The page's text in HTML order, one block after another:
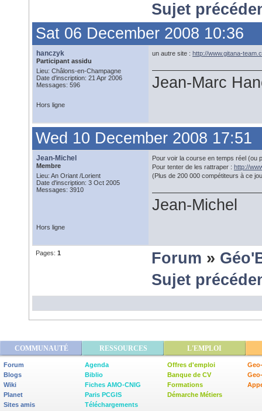
Sujet
Sat 06 December 2008 10:36
hanczyk
Participant assidu
Lieu: Châlons-en-Champagne
Date d'inscription: 21 Apr 2006
Messages: 596
un autre site : http://www.gitana-
Jean-Marc
Hors ligne
Wed 10 December 2008 17:51
Jean-Michel
Membre
Lieu: An Oriant /Lorient
Date d'inscription: 3 Oct 2005
Messages: 3910
Pour voir la course en temps réel (ou
Pour tenter de les rattraper : http://
(Plus de 200 000 compétiteurs à ce
Jean-Michel
Hors ligne
Pages: 1 Forum »
Sujet
COMMUNAUTÉ RESSOURCES L'EMPLOI
Forum
Blogs
Wiki
Planet
Sites amis
Agenda
Biblio
Fiches AMO-CNIG
Paris PCGIS
Téléchargements
Offres d'emploi
Banque de CV
Formations
Démarche Métiers